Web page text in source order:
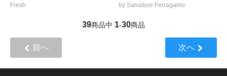
Fresh by Salvatore Ferragamo
39商品中 1-30商品
前へ 次へ